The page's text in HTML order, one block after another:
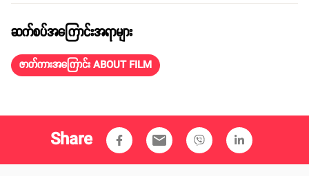
ဆက်စပ်အကြောင်းအရာများ
ဇာတ်ကားအကြောင်း ABOUT FILM
Share email